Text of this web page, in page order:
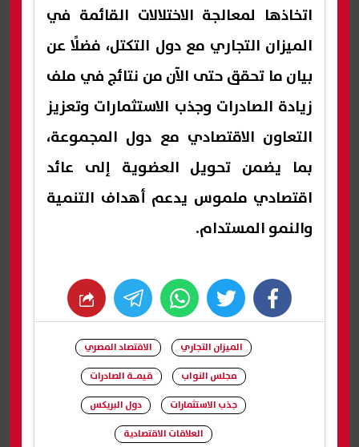
اتخاذها لمعالجة الاختلالات القائمة في
الميزان التجاري مع دول التكتل، فضلًا عن
بيان ما تحقق حتى الآن من نتائج في ملف
زيادة الصادرات وجذب الاستثمارات وتعزيز
التعاون الاقتصادي مع دول المجموعة،
بما يضمن تحويل العضوية إلى عائد
اقتصادي ملموس يدعم أهداف التنمية
والنمو المستدام.
facebook
twitter
whats
الميزان التجاري
الاقتصاد المصري
مجلس النواب
قيمـة الصادرات
جذب الاستثمارات
دول البريكس
العلاقات الاقتصادية